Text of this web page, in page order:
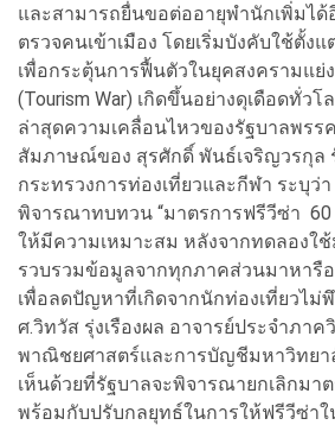
และสามารถยื่นขอต่ออายุพำนักเพิ่มไ
ตรวจคนเข้าเมือง โดยเริ่มบังคับใช้ตั้ง
เพื่อกระตุ้นการฟื้นตัวในยุคสงครามแย่
(Tourism War) เกิดขึ้นอย่างดุเดือดทั่วโ
ล่าสุดความเคลื่อนไหวของรัฐบาลพรร
สัมภาษณ์ของ สุรศักดิ์ พันธ์เจริญวรกุล
กระทรวงการท่องเที่ยวและกีฬา ระบุว่
พิจารณาทบทวน “มาตรการฟรีวีซ่า 60
ให้มีความเหมาะสม หลังจากทดลองใ
รวบรวมข้อมูลจากทุกภาคส่วนมาหารื
เพื่อลดปัญหาที่เกิดจากนักท่องเที่ยวไม่
ศ.วิทวัส รุ่งเรืองผล อาจารย์ประจำภา
พาณิชยศาสตร์และการบัญชีมหาวิทยา
เห็นด้วยที่รัฐบาลจะพิจารณายกเลิกมา
พร้อมกับปรับกลยุทธ์ในการให้ฟรีวีซ่าใ